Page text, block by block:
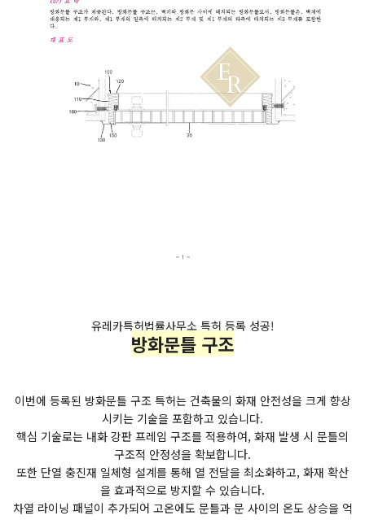
유레카특허법률사무소 특허 등록 성공!
방화문틀 구조
이번에 등록된 방화문틀 구조 특허는 건축물의 화재 안전성을 크게 향상
시키는 기술을 포함하고 있습니다.
핵심 기술로는 내화 강판 프레임 구조를 적용하여, 화재 발생 시 문틀의
구조적 안정성을 확보합니다.
또한 단열 충진재 일체형 설계를 통해 열 전달을 최소화하고, 화재 확산
을 효과적으로 방지할 수 있습니다.
차열 라이닝 패널이 추가되어 고온에도 문틀과 문 사이의 온도 상승을 억